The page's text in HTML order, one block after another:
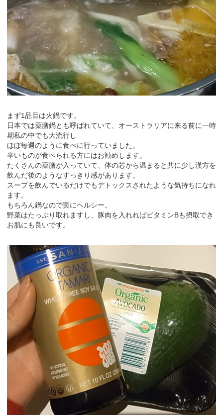
まず1品目は火鍋です。
日本では薬膳鍋とも呼ばれていて、オーストラリアに来る前に一時
期私の中でも大流行し
ほぼ毎週のように食べに行っていました。
辛いものが食べられる方にはお勧めします。
たくさんの薬膳が入っていて、体の芯から温まると共に少し漢方を
飲んだ後のようなすっきり感があります。
スープを飲んでいるだけでもデトックスされたような気持ちになれ
ます。
もちろん鍋なので実にヘルシー。
野菜はたっぷり取れますし、豚肉を入れればビタミンBも摂取でき
お肌にも良いです。